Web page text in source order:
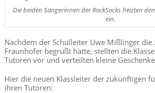
Die beiden Sängerinnen der RockSocks heizten
ein.
Nachdem der Schulleiter Uwe Mißlinger die
Fraunhofer begrüßt hatte, stellten die
Tutoren vor und verteilten kleine
Hier die neuen Klassleiter der zukünftigen
ihren Tutoren: